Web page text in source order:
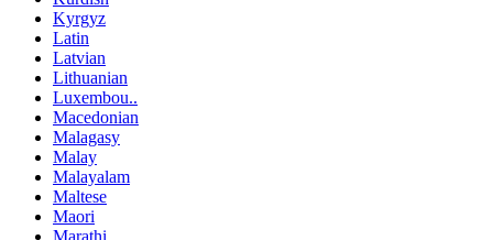
Kyrgyz
Latin
Latvian
Lithuanian
Luxembou..
Macedonian
Malagasy
Malay
Malayalam
Maltese
Maori
Marathi